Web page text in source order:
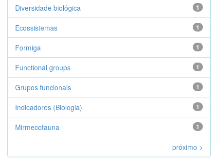
1
Diversidade biológica
1
Ecossistemas
1
Formiga
1
Functional groups
1
Grupos funcionais
1
Indicadores (Biologia)
1
Mirmecofauna
próximo >